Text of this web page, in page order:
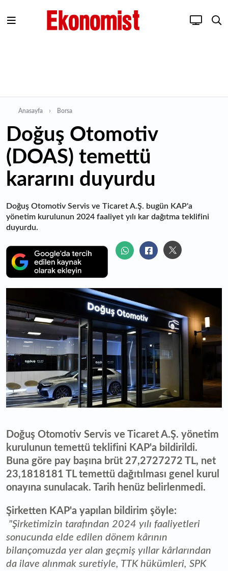
Anasayfa Borsa
Doğuş Otomotiv
(DOAS) temettü
kararını duyurdu
Doğuş Otomotiv Servis ve Ticaret A.Ş. bugün KAP'a
yönetim kurulunun 2024 faaliyet yılı kar dağıtma teklifini
duyurdu.
Doğuş Otomotiv Servis ve Ticaret A.Ş. yönetim
kurulunun temettü teklifini KAP'a bildirildi.
Buna göre pay başına brüt 27,2727272 TL, net
23,1818181 TL temettü dağıtılması genel kurul
onayına sunulacak. Tarih henüz belirlenmedi.
Şirketten KAP'a yapılan bildirim şöyle:
"Şirketimizin tarafından 2024 yılı faaliyetleri
sonucunda elde edilen dönem kârının
bilançomuzda yer alan geçmiş yıllar kârlarından
da ilave alınmak suretiyle, TTK hükümleri, SPK